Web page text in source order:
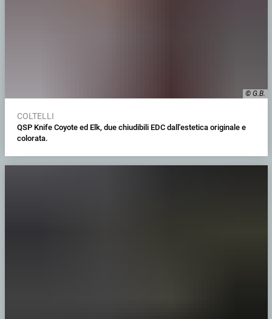
© G.B.
COLTELLI
QSP Knife Coyote ed Elk, due chiudibili EDC dall'estetica originale e
colorata.